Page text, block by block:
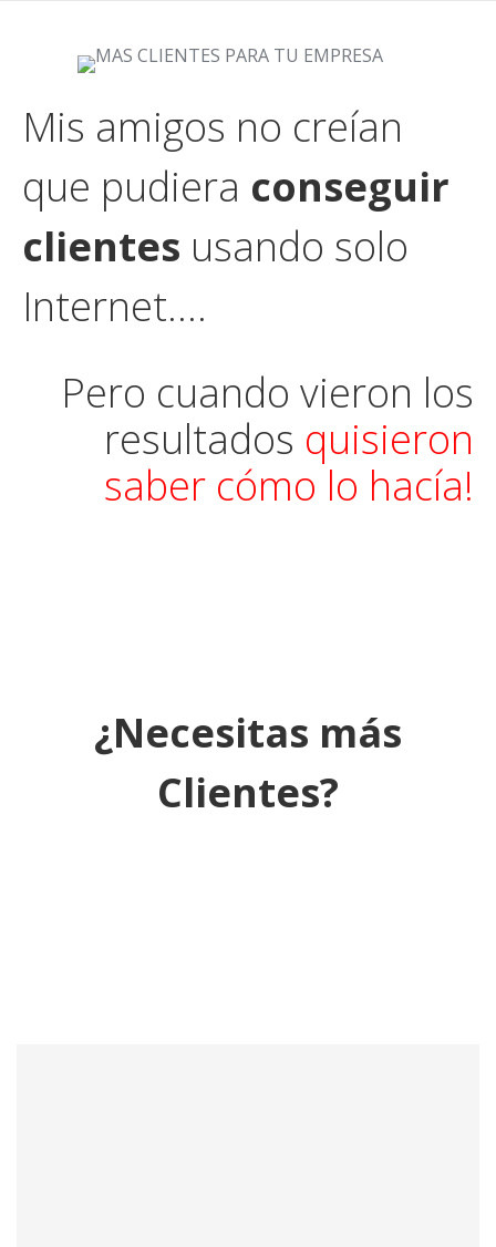
Mis amigos no creían
que pudiera conseguir
clientes usando solo
Internet….
Pero cuando vieron los
resultados quisieron
saber cómo lo hacía!
¿Necesitas más
Clientes?